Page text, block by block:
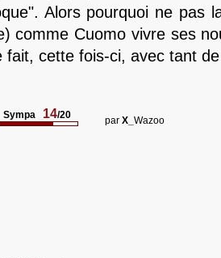
Alors pourquoi ne pas
comme Cuomo vivre ses
fait, cette fois-ci, avec tant
Sympa 14/20 par X_ Wazoo